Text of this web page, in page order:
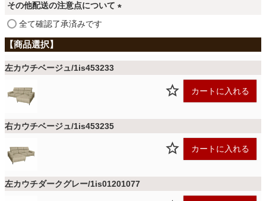
マット
収納用品
その他配送の注意点について
必
須
)
全て確認了承済みです
左カウチベージュ/1is453233
カートに入れる
右カウチベージュ/1is453235
カートに入れる
左カウチダークグレー/1is01201077